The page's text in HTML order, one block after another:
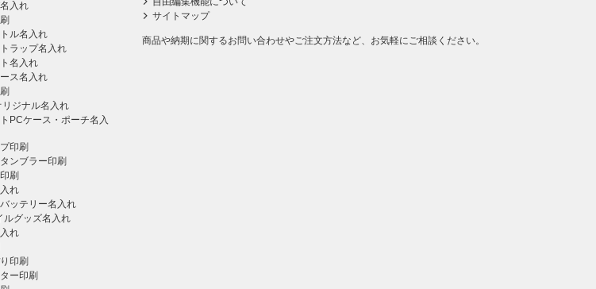
入れ
ル名入れ
ラップ名入れ
名入れ
ス名入れ
リジナル名入れ
PCケース・ポーチ名入
印刷
ンブラー印刷
刷
れ
ッテリー名入れ
ルグッズ名入れ
れ
印刷
ー印刷
サイトマップ
商品や納期に関するお問い合わせやご注文方法など、お気軽にご相談ください。